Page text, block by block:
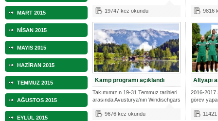
MART 2015
NİSAN 2015
MAYIS 2015
HAZİRAN 2015
TEMMUZ 2015
AĞUSTOS 2015
EYLÜL 2015
19747 kez okundu
9816
Kamp programı açıklandı
Takımımızın 19-31 Temmuz tarihleri
arasında Avusturya’nın Windischgars
9676 kez okundu
Altyapı
2016-2017
görev